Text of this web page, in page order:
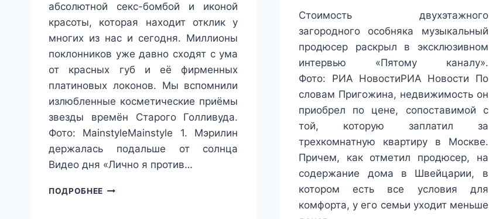
абсолютной секс-бомбой и иконой
красоты, которая находит отклик у
многих из нас и сегодня. Миллионы
поклонников уже давно сходят с ума
от красных губ и её фирменных
платиновых локонов. Мы вспомнили
излюбленные косметические приёмы
звезды времён Старого Голливуда.
Фото: MainstyleMainstyle 1. Мэрилин
держалась подальше от солнца
Видео дня «Лично я против…
ПОДРОБНЕЕ МЭРИЛИН
Стоимость двухэтажного
загородного особняка музыкальный
продюсер раскрыл в эксклюзивном
интервью «Пятому каналу».
Фото: РИА НовостиРИА Новости По
словам Пригожина, недвижимость он
приобрел по цене, сопоставимой с
той, которую заплатил за
трехкомнатную квартиру в Москве.
Причем, как отметил продюсер, на
содержание дома в Швейцарии, в
котором есть все условия для
комфорта, у его семьи уходит меньше